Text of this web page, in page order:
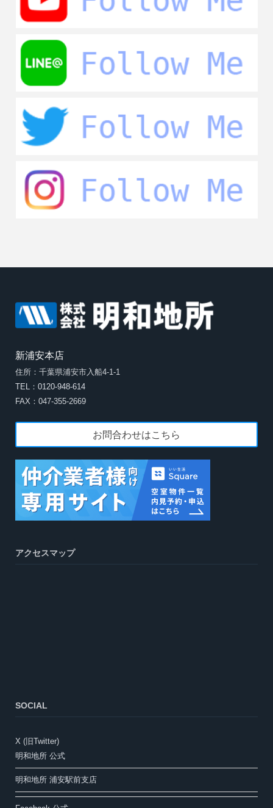
新浦安本店
住所：千葉県浦安市入船4-1-1
TEL：0120-948-614
FAX：047-355-2669
お問合わせはこちら
アクセスマップ
SOCIAL
X (旧Twitter)
明和地所 公式
明和地所 浦安駅前支店